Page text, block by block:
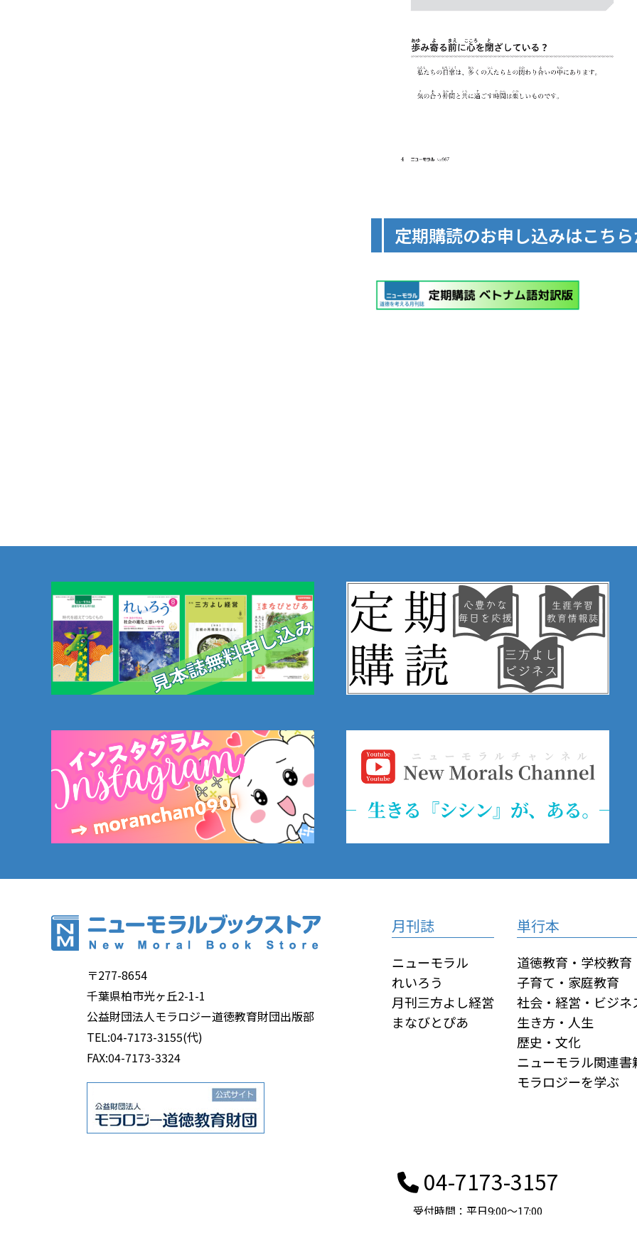
定期購読のお申し込みはこち
〒277-8654
千葉県柏市光ヶ丘2-1-1
公益財団法人モラロジー道徳教育財団出版部
TEL:04-7173-3155(代)
FAX:04-7173-3324
月刊誌
ニューモラル
れいろう
月刊三方よし経営
まなびとぴあ
単行本
道徳教育・学校教育
子育て・家庭教育
社会・経営・ビジネ
生き方・人生
歴史・文化
ニューモラル関連書
モラロジーを学ぶ
04-7173-3157
受付時間：平日9:00〜17:00